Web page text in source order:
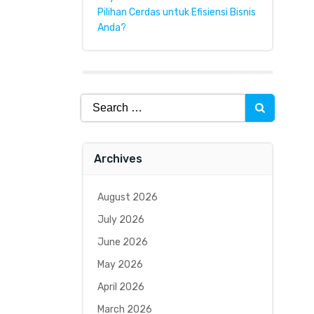
Pilihan Cerdas untuk Efisiensi Bisnis
Anda?
Search
for:
Archives
August 2026
July 2026
June 2026
May 2026
April 2026
March 2026